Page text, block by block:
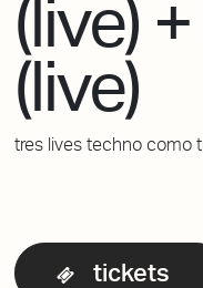
(live)
(live)
tres lives techno como
tickets